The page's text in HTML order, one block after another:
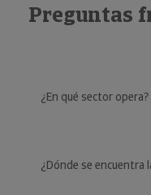
Preguntas
¿En qué sector opera?
¿Dónde se encuentra